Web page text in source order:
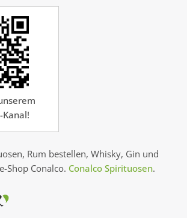
Rum bestellen, Whisky, Gin und
Shop Conalco. Conalco Spirituosen.